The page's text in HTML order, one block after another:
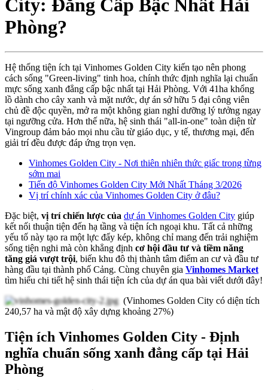
City: Đẳng Cấp Bậc Nhất Hải
Phòng?
Hệ thống tiện ích tại Vinhomes Golden City kiến tạo nên phong
cách sống "Green-living" tinh hoa, chính thức định nghĩa lại chuẩn
mực sống xanh đẳng cấp bậc nhất tại Hải Phòng. Với 41ha khổng
lồ dành cho cây xanh và mặt nước, dự án sở hữu 5 đại công viên
chủ đề độc quyền, mở ra một không gian nghỉ dưỡng lý tưởng ngay
tại ngưỡng cửa. Hơn thế nữa, hệ sinh thái "all-in-one" toàn diện từ
Vingroup đảm bảo mọi nhu cầu từ giáo dục, y tế, thương mại, đến
giải trí đều được đáp ứng trọn vẹn.
Vinhomes Golden City - Nơi thiên nhiên thức giấc trong từng
sớm mai
Tiến độ Vinhomes Golden City Mới Nhất Tháng 3/2026
Vị trí chính xác của Vinhomes Golden City ở đâu?
Đặc biệt, vị trí chiến lược của dự án Vinhomes Golden City giúp
kết nối thuận tiện đến hạ tầng và tiện ích ngoại khu. Tất cả những
yếu tố này tạo ra một lực đẩy kép, không chỉ mang đến trải nghiệm
sống tiện nghi mà còn khẳng định cơ hội đầu tư và tiềm năng
tăng giá vượt trội, biến khu đô thị thành tâm điểm an cư và đầu tư
hàng đầu tại thành phố Cảng. Cùng chuyên gia Vinhomes Market
tìm hiểu chi tiết hệ sinh thái tiện ích của dự án qua bài viết dưới đây!
(Vinhomes Golden City có diện tích
240,57 ha và mật độ xây dựng khoảng 27%)
Tiện ích Vinhomes Golden City - Định
nghĩa chuẩn sống xanh đẳng cấp tại Hải
Phòng